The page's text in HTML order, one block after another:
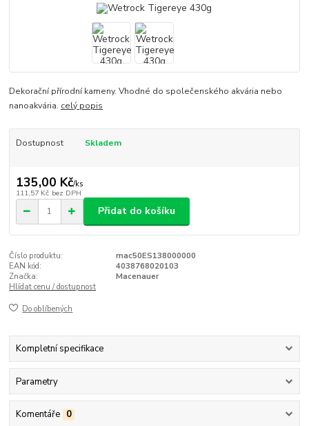
Dekorační přírodní kameny. Vhodné do společenského akvária nebo
nanoakvária. celý popis
Dostupnost Skladem
135,00 Kč/ks
111,57 Kč bez DPH
Přidat do košíku
Číslo produktu:
mac50ES138000000
EAN kód:
4038768020103
Značka:
Macenauer
Hlídat cenu / dostupnost
Do oblíbených
Kompletní specifikace
Parametry
Komentáře 0